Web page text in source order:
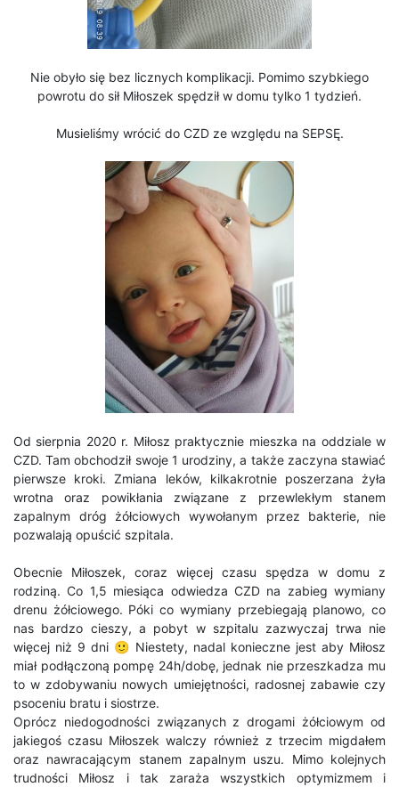
Nie obyło się bez licznych komplikacji. Pomimo szybkiego
powrotu do sił Miłoszek spędził w domu tylko 1 tydzień.
Musieliśmy wrócić do CZD ze względu na SEPSĘ.
Od sierpnia 2020 r. Miłosz praktycznie mieszka na oddziale w
CZD. Tam obchodził swoje 1 urodziny, a także zaczyna stawiać
pierwsze kroki. Zmiana leków, kilkakrotnie poszerzana żyła
wrotna oraz powikłania związane z przewlekłym stanem
zapalnym dróg żółciowych wywołanym przez bakterie, nie
pozwalają opuścić szpitala.
Obecnie Miłoszek, coraz więcej czasu spędza w domu z
rodziną. Co 1,5 miesiąca odwiedza CZD na zabieg wymiany
drenu żółciowego. Póki co wymiany przebiegają planowo, co
nas bardzo cieszy, a pobyt w szpitalu zazwyczaj trwa nie
więcej niż 9 dni 🙂 Niestety, nadal konieczne jest aby Miłosz
miał podłączoną pompę 24h/dobę, jednak nie przeszkadza mu
to w zdobywaniu nowych umiejętności, radosnej zabawie czy
psoceniu bratu i siostrze.
Oprócz niedogodności związanych z drogami żółciowym od
jakiegoś czasu Miłoszek walczy również z trzecim migdałem
oraz nawracającym stanem zapalnym uszu. Mimo kolejnych
trudności Miłosz i tak zaraża wszystkich optymizmem i